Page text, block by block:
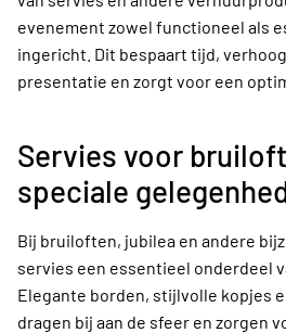
evenement zowel functioneel als
ingericht. Dit bespaart tijd,
presentatie en zorgt voor een
Servies voor
speciale
Bij bruiloften, jubilea en andere
servies een essentieel onderdeel
Elegante borden, stijlvolle kopjes
dragen bij aan de sfeer en zorgen